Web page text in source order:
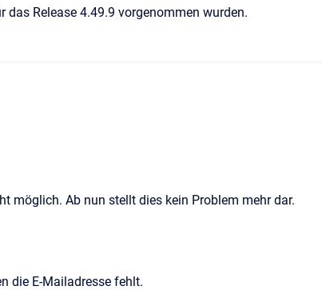
das Release 4.49.9 vorgenommen wurden.
möglich. Ab nun stellt dies kein Problem mehr dar.
die E-Mailadresse fehlt.